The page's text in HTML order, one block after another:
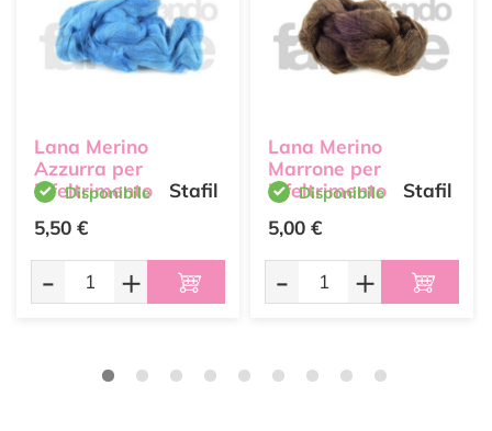
Lana Merino
Azzurra per
infeltrimento
Stafil
Disponibile
5,50 €
- +
Lana Merino
Marrone per
infeltrimento
Stafil
Disponibile
5,00 €
- +